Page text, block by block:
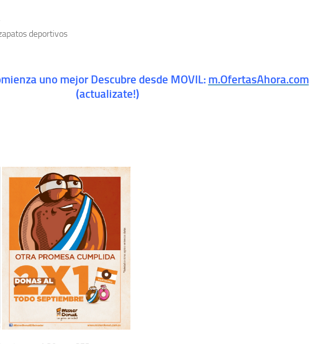
deportivos
uno mejor Descubre desde MOVIL: m.OfertasAhora.com
(actualizate!)